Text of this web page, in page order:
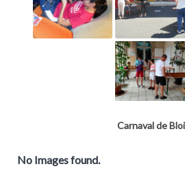
Carnaval de
No Images found.